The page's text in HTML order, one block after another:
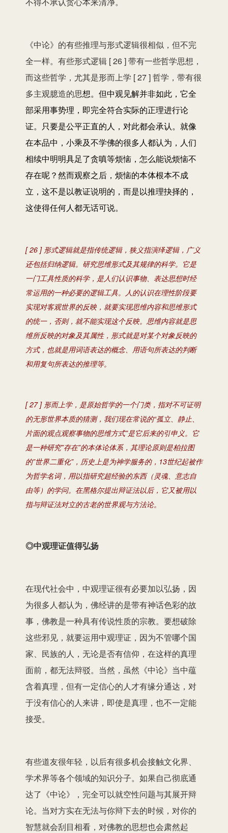
《中论》的有些推理与形式逻辑很相似，但不完
全一样。有些形式逻辑 [ 26 ] 带有一些哲学思想，
而这些哲学，尤其是形而上学 [ 27 ] 哲学，带有很
多主观臆造的思想。但中观见解并非如此，它全
部采用事势理，即完全符合实际的正理进行论
证。只要是公平正直的人，对此都会承认。就像
在本品中，小乘及不学佛的很多人都认为，人们
相续中明明具足了贪嗔等烦恼，怎么能说烦恼不
存在呢？然而观察之后，烦恼的本体根本不成
立，这不是以教证说明的，而是以推理抉择的，
这使得任何人都无话可说。
[ 26 ] 形式逻辑就是指传统逻辑，狭义指演绎逻辑，广义
还包括归纳逻辑。研究思维形式及其规律的科学。它是
一门工具性质的科学，是人们认识事物、表达思想时经
常运用的一种必要的逻辑工具。人的认识在理性阶段要
实现对客观世界的反映，就要实现思维内容和思维形式
的统一，否则，就不能实现这个反映。思维内容就是思
维所反映的对象及其属性，形式就是对某个对象反映的
方式，也就是用词语表达的概念、用语句所表达的判断
和用复句所表达的推理等。
[ 27 ] 形而上学，是原始哲学的一个门类，指对不可证明
的无形世界本质的猜测，我们现在常说的“孤立、静止、
片面的观点观察事物的思维方式”是它后来的引申义。它
是一种研究”存在”的本体论体系，其理论原则是柏拉图
的”世界二重化”，历史上是为神学服务的，13世纪起被作
为哲学名词，用以指研究超经验的东西（灵魂、意志自
由等）的学问。在黑格尔提出辩证法以后，它又被用以
指与辩证法对立的古老的世界观与方法论。
◎中观理证值得弘扬
在现代社会中，中观理证很有必要加以弘扬，因
为很多人都认为，佛经讲的是带有神话色彩的故
事，佛教是一种具有传说性质的宗教。要想破除
这些邪见，就要运用中观理证，因为不管哪个国
家、民族的人，无论是否有信仰，在这样的真理
面前，都无法辩驳。当然，虽然《中论》当中蕴
含着真理，但有一定信心的人才有缘分通达，对
于没有信心的人来讲，即使是真理，也不一定能
接受。
有些道友很年轻，以后有很多机会接触文化界、
学术界等各个领域的知识分子。如果自己彻底通
达了《中论》，完全可以就空性问题与其展开辩
论。当对方实在无法与你辩下去的时候，对你的
智慧就会刮目相看，对佛教的思想也会肃然起